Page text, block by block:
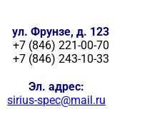
ул. Фрунзе, д. 123
+7 (846) 221-00-70
+7 (846) 243-10-33
Эл. адрес:
sirius-spec@mail.ru